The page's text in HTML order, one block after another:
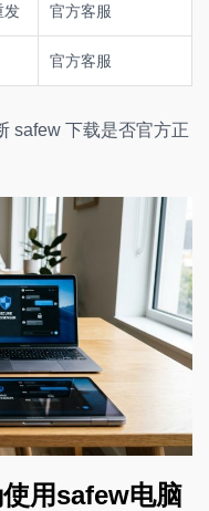
发 官方客服
官方客服
safew 下载是否官方正
用safew电脑